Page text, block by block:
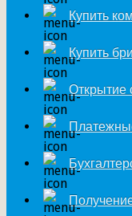
Купить
Купить
Открытие